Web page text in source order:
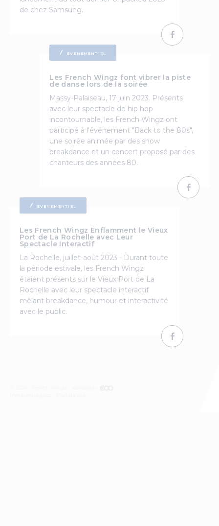
de chez Samsung.
ÉVÉNEMENTIEL
Les French Wingz font vibrer la piste
de danse lors de la soirée
Massy-Palaiseau, 17 juin 2023. Présents
avec leur spectacle de hip hop
incontournable, les French Wingz ont
participé à l'événement "Back to the 80s",
une soirée animée par des show
breakdance et un concert proposé par des
chanteurs des années 80.
ÉVÉNEMENTIEL
Les French Wingz Enflamment le Vieux
Port de La Rochelle avec Leur
Spectacle Interactif
La Rochelle, juillet-août 2023 - Durant toute
la période estivale, les French Wingz
étaient présents sur le Vieux Port de La
Rochelle avec leur spectacle interactif
mêlant breakdance, humour et interactivité
avec le public.